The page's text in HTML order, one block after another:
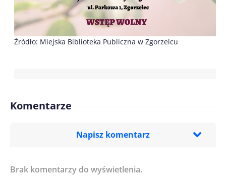
Źródło: Miejska Biblioteka Publiczna w Zgorzelcu
Komentarze
Napisz komentarz
Imię/ Nick*
Brak komentarzy do wyświetlenia.